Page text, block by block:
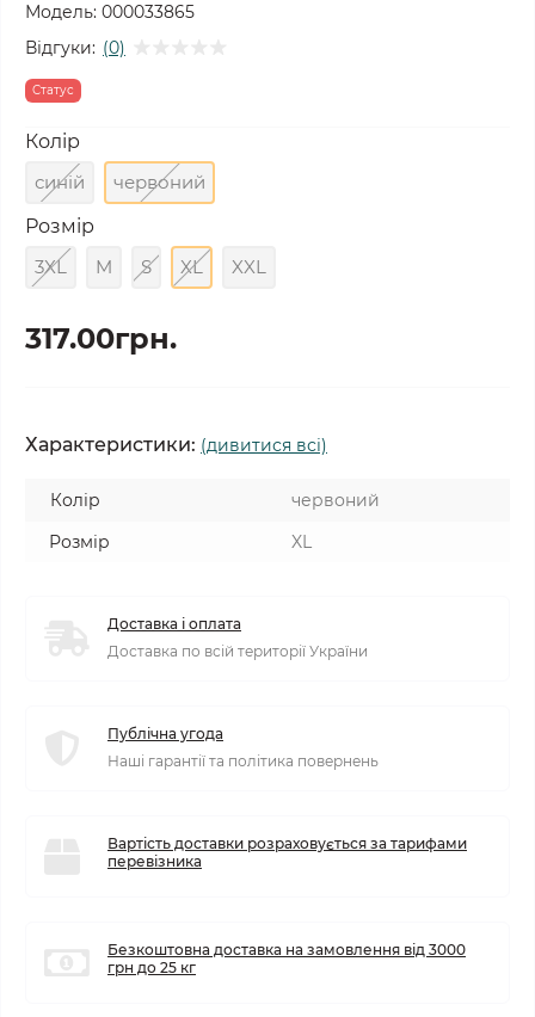
Модель: 000033865
Відгуки: (0)
Статус
Колір
синій
червоний
Розмір
3XL
M S XL XXL
317.00грн.
Характеристики: (дивитися всі)
Колір
червоний
Розмір
XL
Доставка і оплата
Доставка по всій території України
Публічна угода
Наші гарантії та політика повернень
Вартість доставки розраховується за тарифами
перевізника
Безкоштовна доставка на замовлення від 3000
грн до 25 кг